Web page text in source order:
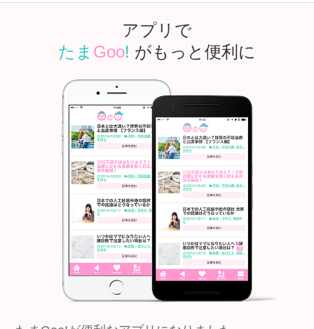
アプリで
たま Goo! がもっと便利に